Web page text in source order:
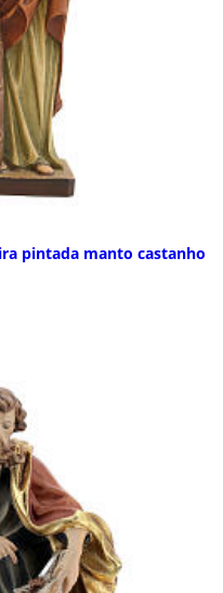
pintada manto castanho